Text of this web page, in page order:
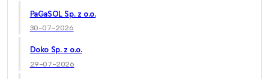
PaGaSOL Sp. z o.o.
30-07-2026
Doko Sp. z o.o.
29-07-2026